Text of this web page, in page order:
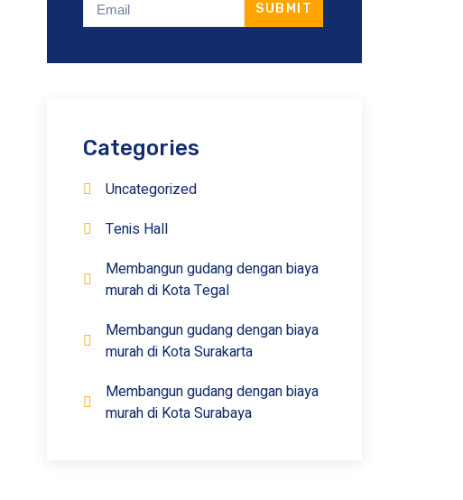
SUBMIT
Categories
Uncategorized
Tenis Hall
Membangun gudang dengan biaya
murah di Kota Tegal
Membangun gudang dengan biaya
murah di Kota Surakarta
Membangun gudang dengan biaya
murah di Kota Surabaya